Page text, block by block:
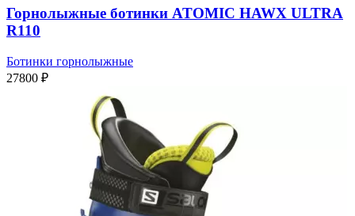
Горнолыжные ботинки ATOMIC HAWX ULTRA
R110
Ботинки горнолыжные
27800 ₽